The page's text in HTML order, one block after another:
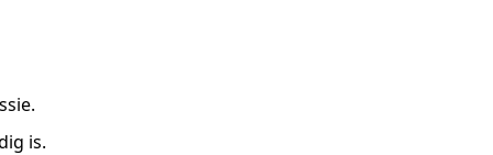
is.